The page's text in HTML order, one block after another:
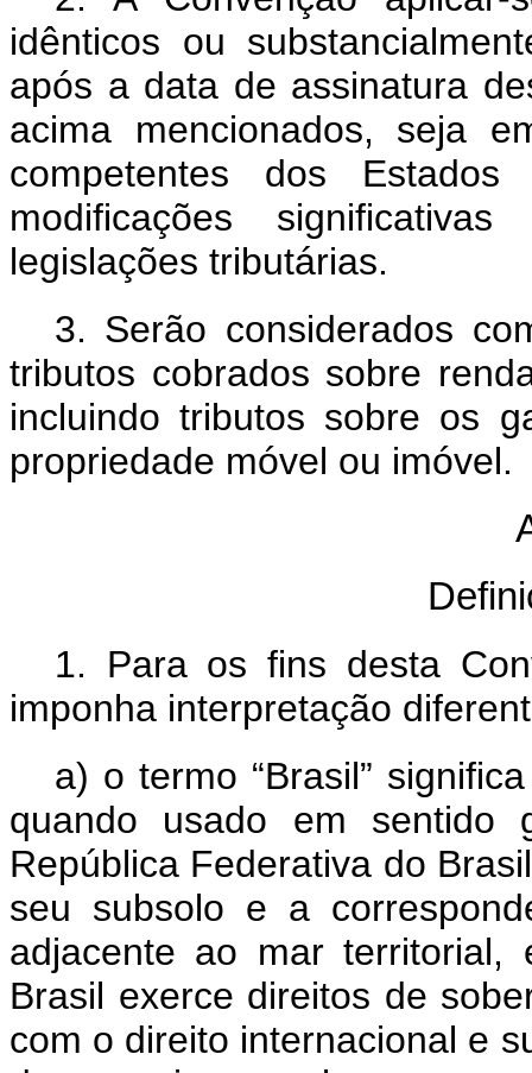
idênticos ou
após a data de assinatura
acima mencionados, seja
competentes dos Estados
modificações
legislações tributárias.
3. Serão considerados
tributos cobrados sobre
incluindo tributos sobre os
propriedade móvel ou imóvel.
1. Para os fins desta
imponha interpretação
a) o termo “Brasil”
quando usado em sentido
República Federativa do
seu subsolo e a
adjacente ao mar
Brasil exerce direitos de
com o direito internacional e